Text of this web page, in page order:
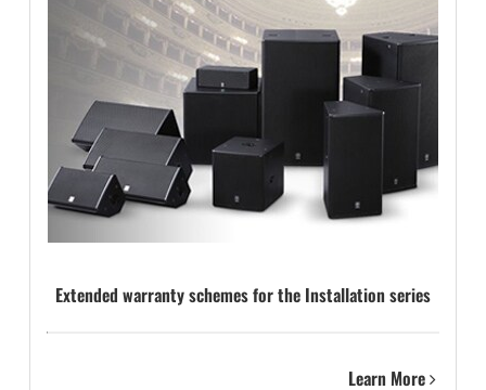
Extended warranty schemes for the Installation series
Learn More